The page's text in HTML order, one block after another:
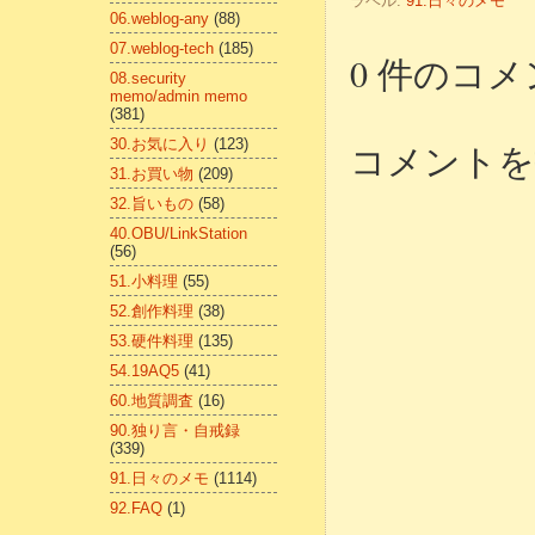
0 件のコメ
コメント
06.weblog-any (88)
07.weblog-tech (185)
08.security
memo/admin memo
(381)
30.お気に入り (123)
31.お買い物 (209)
32.旨いもの (58)
40.OBU/LinkStation
(56)
51.小料理 (55)
52.創作料理 (38)
53.硬件料理 (135)
54.19AQ5 (41)
60.地質調査 (16)
90.独り言・自戒録
(339)
91.日々のメモ (1114)
92.FAQ (1)